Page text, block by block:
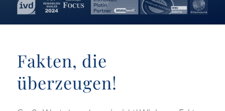
Fakten, die
überzeugen!